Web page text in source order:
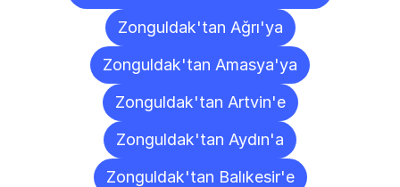
Zonguldak'tan Ağrı'ya
Zonguldak'tan Amasya'ya
Zonguldak'tan Artvin'e
Zonguldak'tan Aydın'a
Zonguldak'tan Balıkesir'e